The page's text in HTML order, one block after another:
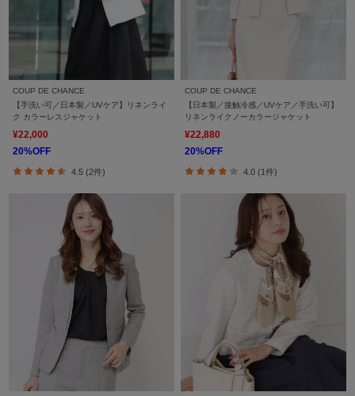
COUP DE CHANCE
【手洗い可／日本製／UVケア】リネンライ
ク カラーレスジャケット
¥22,000
20%OFF
4.5 (2件)
COUP DE CHANCE
【日本製／接触冷感／UVケア／手洗い可】
リネンライクノーカラージャケット
¥22,880
20%OFF
4.0 (1件)